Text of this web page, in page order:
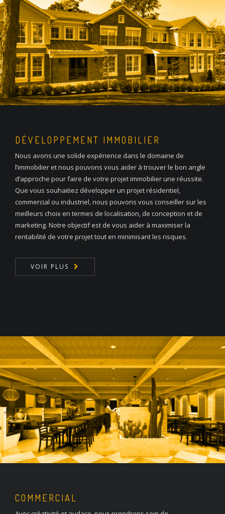
DÉVELOPPEMENT IMMOBILIER
Nous avons une solide expérience dans le domaine de
l’immobilier et nous pouvons vous aider à trouver le bon angle
d’approche pour faire de votre projet immobilier une réussite.
Que vous souhaitiez développer un projet résidentiel,
commercial ou industriel, nous pouvons vous conseiller sur les
meilleurs choix en termes de localisation, de conception et de
marketing. Notre objectif est de vous aider à maximiser la
rentabilité de votre projet tout en minimisant les risques.
VOIR PLUS
COMMERCIAL